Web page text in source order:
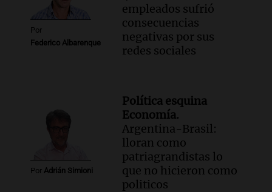
Por
Federico Albarenque
empleados sufrió
consecuencias
negativas por sus
redes sociales
Por Adrián Simioni
Política esquina
Economía.
Argentina-Brasil:
lloran como
patriagrandistas lo
que no hicieron como
politicos